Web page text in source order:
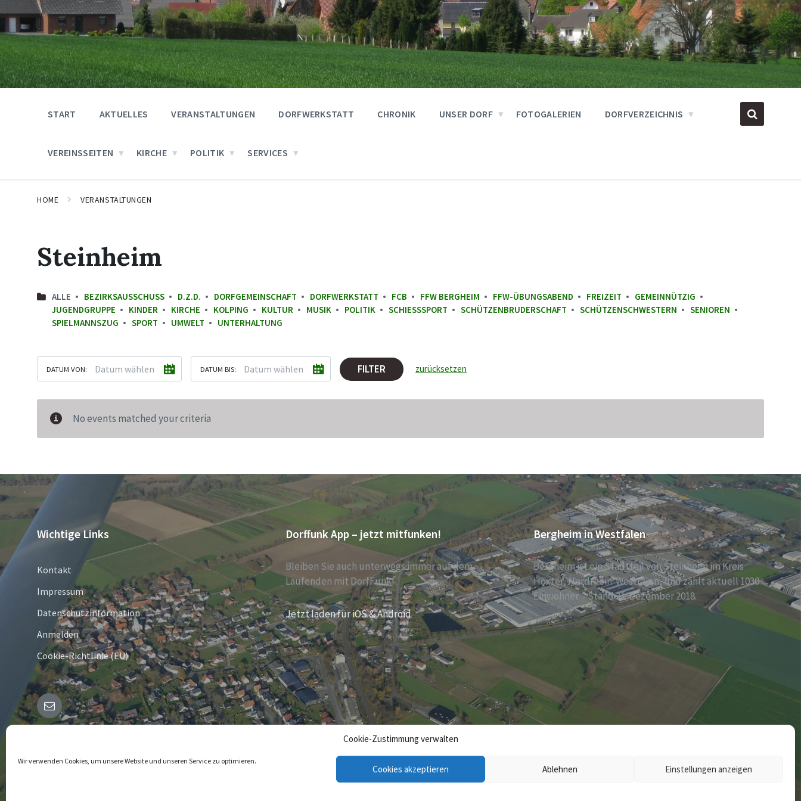
Cookie-Zustimmung verwalten
Wir verwenden Cookies, um unsere Website und unseren Service zu optimieren.
Cookies akzeptieren Ablehnen Einstellungen anzeigen
START AKTUELLES VERANSTALTUNGEN DORFWERKSTATT CHRONIK UNSER DORF FOTOGALERIEN DORFVERZEICHNIS
VEREINSSEITEN KIRCHE POLITIK SERVICES
HOME VERANSTALTUNGEN
Steinheim
ALLE BEZIRKSAUSSCHUSS D.Z.D. DORFGEMEINSCHAFT DORFWERKSTATT FCB FFW BERGHEIM FFW-ÜBUNGSABEND FREIZEIT
GEMEINNÜTZIG
JUGENDGRUPPE
KINDER KIRCHE KOLPING KULTUR MUSIK POLITIK SCHIESSSPORT SCHÜTZENBRUDERSCHAFT SCHÜTZENSCHWESTERN
SENIOREN
SPIELMANNSZUG
SPORT UMWELT UNTERHALTUNG
DATUM VON: DATUM BIS: FILTER zurücksetzen
No events matched your criteria
Wichtige Links
Kontakt
Impressum
Datenschutzinformation
Anmelden
Cookie-Richtlinie (EU)
Dorffunk App – jetzt mitfunken!
Bleiben Sie auch unterwegs immer auf dem
Laufenden mit DorfFunk!
Jetzt laden für iOS & Android
Bergheim in Westfalen
Bergheim ist ein Stadtteil von Steinheim im Kreis
Höxter, Nordrhein-Westfalen, und zählt aktuell 1030
Einwohner – Stand 31. Dezember 2018.
E-